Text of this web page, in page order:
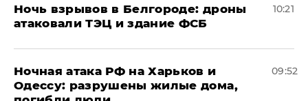
​Ночь взрывов в Белгороде: дроны
атаковали ТЭЦ и здание ФСБ
10:21
​Ночная атака РФ на Харьков и
Одессу: разрушены жилые дома,
09:52